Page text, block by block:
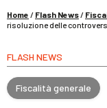
Home / Flash News/
risoluzione delle
FLASH NEWS
Fiscalità generale